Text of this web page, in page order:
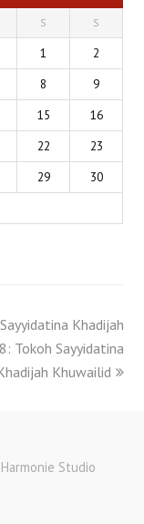
S S
1
2
8
9
15
16
22
23
29
30
Khadijah
Tokoh Sayyidatina
Khuwailid
Studio